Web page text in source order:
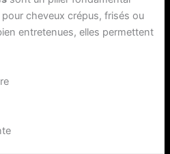
cheveux crépus, frisés ou
entretenues, elles permettent